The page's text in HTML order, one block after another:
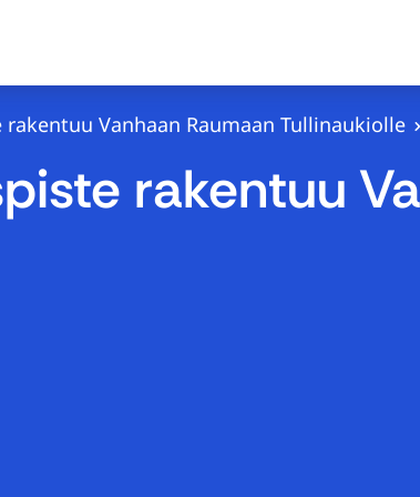
Vanhaan Raumaan Tullinaukiolle
rakentuu